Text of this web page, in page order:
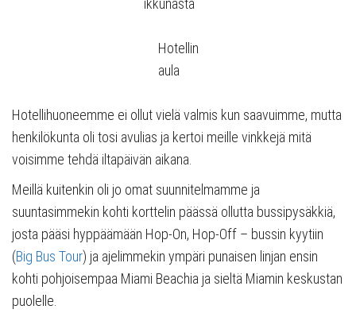
ikkunasta
Hotellin
aula
Hotellihuoneemme ei ollut vielä valmis kun saavuimme, mutta
henkilökunta oli tosi avulias ja kertoi meille vinkkejä mitä
voisimme tehdä iltapäivän aikana.
Meillä kuitenkin oli jo omat suunnitelmamme ja
suuntasimmekin kohti korttelin päässä ollutta bussipysäkkiä,
josta pääsi hyppäämään Hop-On, Hop-Off – bussin kyytiin
(Big Bus Tour) ja ajelimmekin ympäri punaisen linjan ensin
kohti pohjoisempaa Miami Beachia ja sieltä Miamin keskustan
puolelle.